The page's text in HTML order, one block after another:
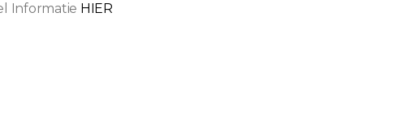
Informatie HIER